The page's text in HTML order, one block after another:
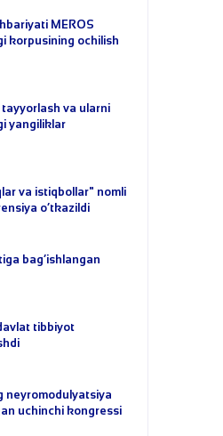
MEROS
korpusining ochilish
va ularni
yangiliklar
va istiqbollar" nomli
o‘tkazildi
bag‘ishlangan
tibbiyot
neyromodulyatsiya
uchinchi kongressi